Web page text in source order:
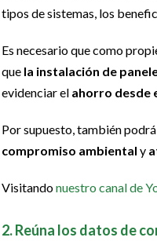
tipos de sistemas, los
Es necesario que como
que la instalación de
evidenciar el ahorro desde
Por supuesto, también
compromiso ambiental y
Visitandonuestro canal de
2. Reúna los datos de